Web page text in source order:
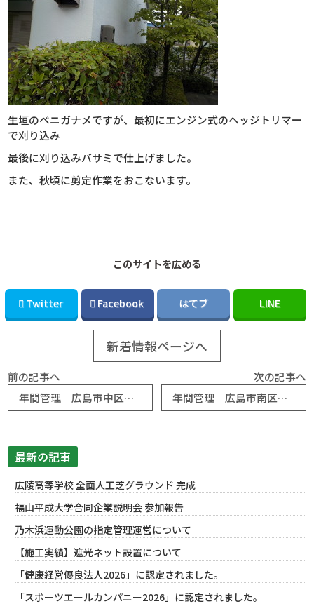
生垣のベニガナメですが、最初にエンジン式のヘッジトリマー
で刈り込み
最後に刈り込みバサミで仕上げました。
また、秋頃に剪定作業をおこないます。
このサイトを広める
Twitter Facebook はてブ LINE
新着情報ページへ
前の記事へ
年間管理 広島市中区 中国電力舟入卓球場
次の記事へ
年間管理 広島市南区 県立広島大学
最新の記事
広陵高等学校 全面人工芝グラウンド 完成
福山平成大学合同企業説明会 参加報告
乃木浜運動公園の指定管理運営について
【施工実績】遮光ネット設置について
「健康経営優良法人2026」に認定されました。
「スポーツエールカンパニー2026」に認定されました。